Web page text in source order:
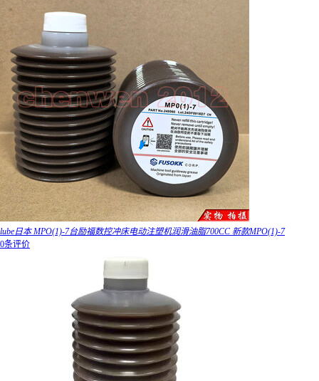
lube日本 MPO(1)-7台励福数控冲床电动注塑机润滑油脂700CC 新款MPO(1)-7
0条评价